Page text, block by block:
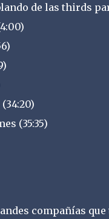
de las thirds
(35:35)
compañías